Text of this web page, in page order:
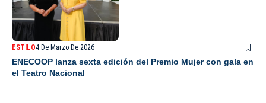
ESTILO4 De Marzo De 2026
ENECOOP lanza sexta edición del Premio Mujer con gala en
el Teatro Nacional